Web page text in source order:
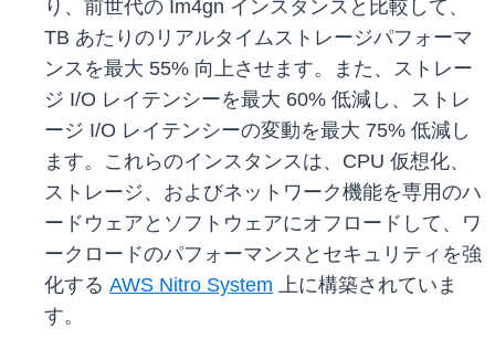
り、前世代の Im4gn インスタンスと比較して、
TB あたりのリアルタイムストレージパフォーマ
ンスを最大 55% 向上させます。また、ストレー
ジ I/O レイテンシーを最大 60% 低減し、ストレ
ージ I/O レイテンシーの変動を最大 75% 低減し
ます。これらのインスタンスは、CPU 仮想化、
ストレージ、およびネットワーク機能を専用のハ
ードウェアとソフトウェアにオフロードして、ワ
ークロードのパフォーマンスとセキュリティを強
化する AWS Nitro System 上に構築されていま
す。